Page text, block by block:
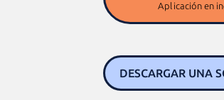
Aplicación en
DESCARGAR UNA